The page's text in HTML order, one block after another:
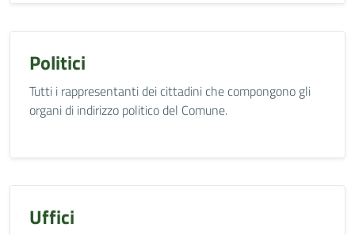
Politici
Tutti i rappresentanti dei cittadini che compongono gli
organi di indirizzo politico del Comune.
Uffici